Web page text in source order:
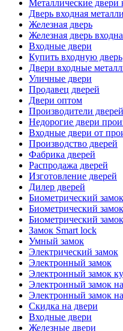
Металлические двери
Дверь входная
Железная дверь
Железная дверь
Входные двери
Купить входную дверь
Двери входные
Уличные двери
Продавец дверей
Двери оптом
Производители дверей
Недорогие двери
Входные двери от
Производство дверей
Фабрика дверей
Распродажа дверей
Изготовление дверей
Дилер дверей
Биометрический замок
Биометрический
Биометрический
Замок Smart lock
Умный замок
Электрический замок
Электронный замок
Электронный замок
Электронный замок
Электронный замок
Скидка на двери
Входные двери
Железные двери